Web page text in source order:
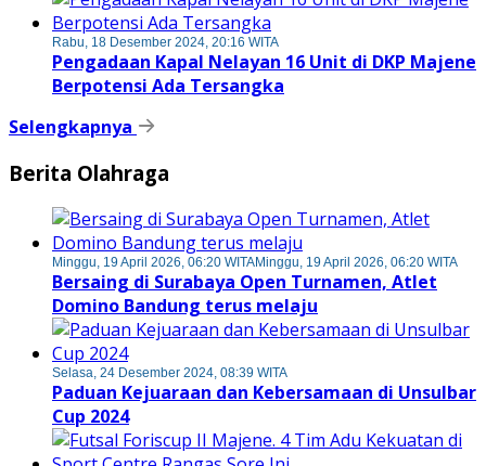
Rabu, 18 Desember 2024, 20:16 WITA
Pengadaan Kapal Nelayan 16 Unit di DKP Majene
Berpotensi Ada Tersangka
Selengkapnya
Berita Olahraga
Minggu, 19 April 2026, 06:20 WITAMinggu, 19 April 2026, 06:20 WITA
Bersaing di Surabaya Open Turnamen, Atlet
Domino Bandung terus melaju
Selasa, 24 Desember 2024, 08:39 WITA
Paduan Kejuaraan dan Kebersamaan di Unsulbar
Cup 2024